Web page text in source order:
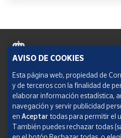
Política de cookies
Aviso legal
Condiciones del servicio
Política de Privacidad Web
AVISO DE COOKIES
Esta página web, propiedad de
y de terceros con la finalidad de
elaborar información estadística,
navegación y servir publicidad
en Aceptar todas para permitir el
También puedes rechazar todas